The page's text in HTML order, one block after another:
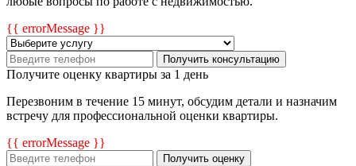
{{ errorMessage }}
Получить консультацию
Получите оценку квартиры за 1 день
Перезвоним в течение 15 минут, обсудим детали и назначим
встречу для профессиональной оценки квартиры.
{{ errorMessage }}
Получить оценку